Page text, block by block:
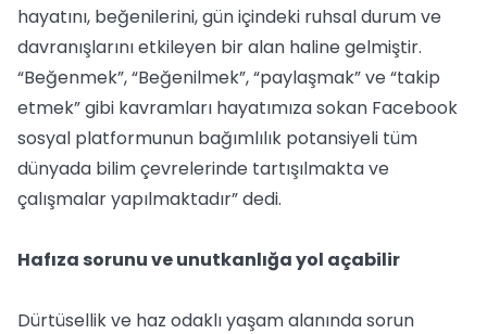
hayatını, beğenilerini, gün içindeki ruhsal durum ve
davranışlarını etkileyen bir alan haline gelmiştir.
“Beğenmek”, “Beğenilmek”, “paylaşmak” ve “takip
etmek” gibi kavramları hayatımıza sokan Facebook
sosyal platformunun bağımlılık potansiyeli tüm
dünyada bilim çevrelerinde tartışılmakta ve
çalışmalar yapılmaktadır” dedi.
Hafıza sorunu ve unutkanlığa yol açabilir
Dürtüsellik ve haz odaklı yaşam alanında sorun